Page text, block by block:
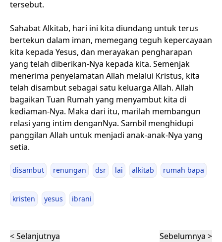
tersebut.
Sahabat Alkitab, hari ini kita diundang untuk terus
bertekun dalam iman, memegang teguh kepercayaan
kita kepada Yesus, dan merayakan pengharapan
yang telah diberikan-Nya kepada kita. Semenjak
menerima penyelamatan Allah melalui Kristus, kita
telah disambut sebagai satu keluarga Allah. Allah
bagaikan Tuan Rumah yang menyambut kita di
kediaman-Nya. Maka dari itu, marilah membangun
relasi yang intim denganNya. Sambil menghidupi
panggilan Allah untuk menjadi anak-anak-Nya yang
setia.
disambut renungan dsr lai alkitab rumah bapa
kristen yesus ibrani
< Selanjutnya Sebelumnya >